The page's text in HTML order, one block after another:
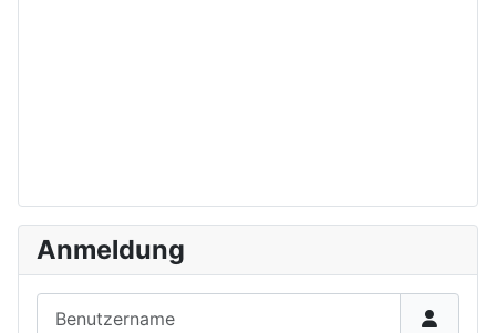
Anmeldung